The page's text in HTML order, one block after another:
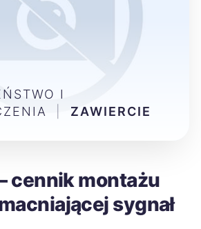
cennik montażu
sygnał
I
ZAWIERCIE